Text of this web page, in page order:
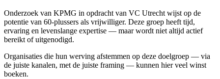
Onderzoek van KPMG in opdracht van VC Utrecht wijst op de
potentie van 60-plussers als vrijwilliger. Deze groep heeft tijd,
ervaring en levenslange expertise — maar wordt niet altijd actief
bereikt of uitgenodigd.
Organisaties die hun werving afstemmen op deze doelgroep — via
de juiste kanalen, met de juiste framing — kunnen hier veel winst
boeken.